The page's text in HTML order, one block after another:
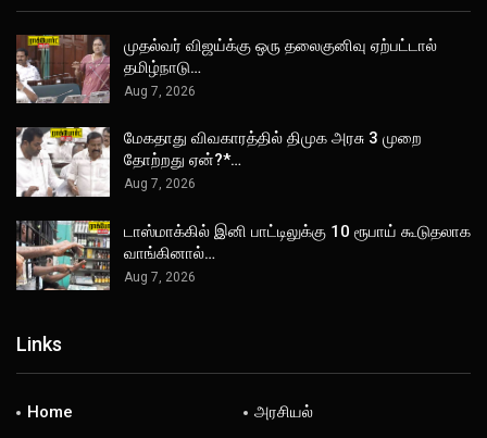
முதல்வர் விஜய்க்கு ஒரு தலைகுனிவு ஏற்பட்டால்
தமிழ்நாடு…
Aug 7, 2026
மேகதாது விவகாரத்தில் திமுக அரசு 3 முறை
தோற்றது ஏன்?*…
Aug 7, 2026
டாஸ்மாக்கில் இனி பாட்டிலுக்கு 10 ரூபாய் கூடுதலாக
வாங்கினால்…
Aug 7, 2026
Links
Home
அரசியல்